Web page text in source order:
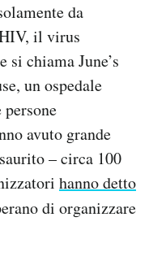
da
il virus
chiama June’s
un ospedale
avuto grande
– circa 100
hanno detto
di organizzare